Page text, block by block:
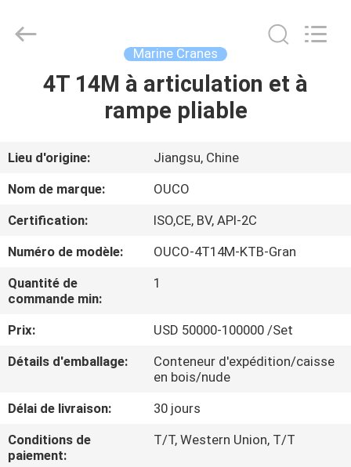
PRODUITS
LE
VR
PROPOS
DE
GROUP
Marine Cranes
4T 14M à articulation et à
rampe pliable
Lieu d'origine:
Jiangsu, Chine
Nom de marque:
OUCO
Certification:
ISO,CE, BV, API-2C
Numéro de modèle:
OUCO-4T14M-KTB-Gran
Quantité de
commande min:
1
Prix:
USD 50000-100000 /Set
Détails d'emballage:
Conteneur d'expédition/caisse
en bois/nude
Délai de livraison:
30 jours
Conditions de
paiement:
T/T, Western Union, T/T